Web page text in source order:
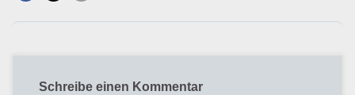
Schreibe einen Kommentar